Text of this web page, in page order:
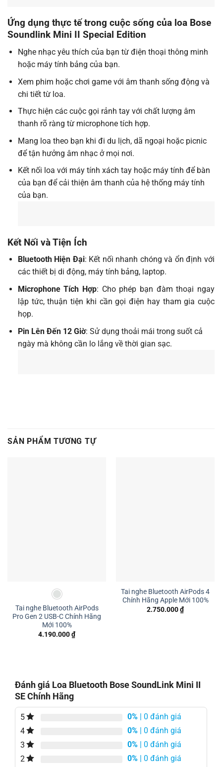
Ứng dụng thực tế trong cuộc sống của loa Bose
Soundlink Mini II Special Edition
Nghe nhạc yêu thích của bạn từ điện thoại thông minh
hoặc máy tính bảng của bạn.
Xem phim hoặc chơi game với âm thanh sống động và
chi tiết từ loa.
Thực hiện các cuộc gọi rảnh tay với chất lượng âm
thanh rõ ràng từ microphone tích hợp.
Mang loa theo bạn khi đi du lịch, dã ngoại hoặc picnic
để tận hưởng âm nhạc ở mọi nơi.
Kết nối loa với máy tính xách tay hoặc máy tính để bàn
của bạn để cải thiện âm thanh của hệ thống máy tính
của bạn.
Kết Nối và Tiện Ích
Bluetooth Hiện Đại: Kết nối nhanh chóng và ổn định với
các thiết bị di động, máy tính bảng, laptop.
Microphone Tích Hợp: Cho phép bạn đàm thoại ngay
lập tức, thuận tiện khi cần gọi điện hay tham gia cuộc
họp.
Pin Lên Đến 12 Giờ: Sử dụng thoải mái trong suốt cả
ngày mà không cần lo lắng về thời gian sạc.
SẢN PHẨM TƯƠNG TỰ
Tai nghe Bluetooth AirPods
Pro Gen 2 USB-C Chính Hãng
Mới 100%
4.190.000₫
Tai nghe Bluetooth AirPods 4
Chính Hãng Apple Mới 100%
2.750.000₫
Đánh giá Loa Bluetooth Bose SoundLink Mini II
SE Chính Hãng
5 0% | 0 đánh giá
4
0% | 0 đánh giá
3
0% | 0 đánh giá
2
0% | 0 đánh giá